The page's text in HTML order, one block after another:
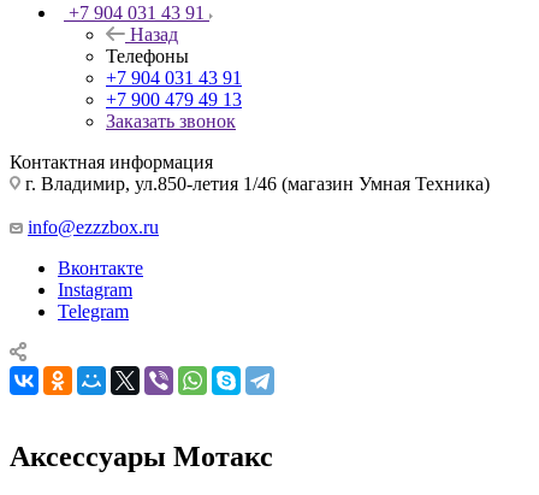
+7 904 031 43 91
Назад
Телефоны
+7 904 031 43 91
+7 900 479 49 13
Заказать звонок
Контактная информация
г. Владимир, ул.850-летия 1/46 (магазин Умная Техника)
info@ezzzbox.ru
Вконтакте
Instagram
Telegram
Аксессуары Мотакс